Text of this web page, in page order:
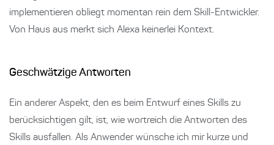
implementieren obliegt momentan rein dem Skill-Entwickler.
Von Haus aus merkt sich Alexa keinerlei Kontext.
Geschwätzige Antworten
Ein anderer Aspekt, den es beim Entwurf eines Skills zu
berücksichtigen gilt, ist, wie wortreich die Antworten des
Skills ausfallen. Als Anwender wünsche ich mir kurze und